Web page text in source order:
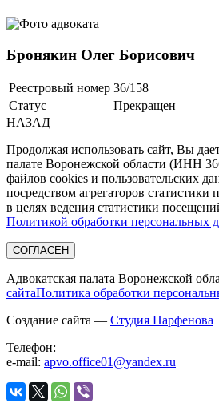
Бронякин Олег Борисович
Реестровый номер 36/158
Статус
Прекращен
НАЗАД
Продолжая использовать сайт, Вы
палате Воронежской области (ИНН
файлов cookies и пользовательских
посредством агрегаторов статистики
в целях ведения статистики
Политикой обработки персональных
СОГЛАСЕН
Адвокатская палата Воронежской
сайтаПолитика обработки
Создание сайта — Студия Парфенова
Телефон:
e-mail: apvo.office01@yandex.ru